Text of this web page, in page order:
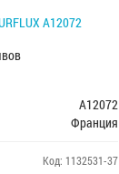
A12072
A12072
Франция
Код: 1132531-37